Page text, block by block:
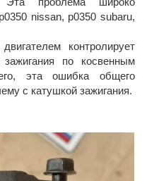
nissan, p0350 subaru,
контролирует
по косвенным
эта ошибка общего
с катушкой зажигания.